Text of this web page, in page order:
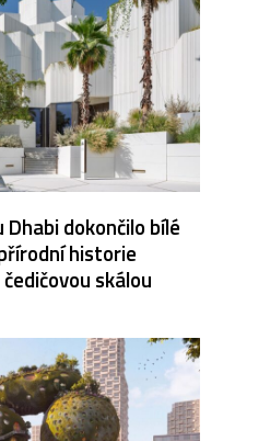
Dhabi dokončilo bílé
historie
skálou